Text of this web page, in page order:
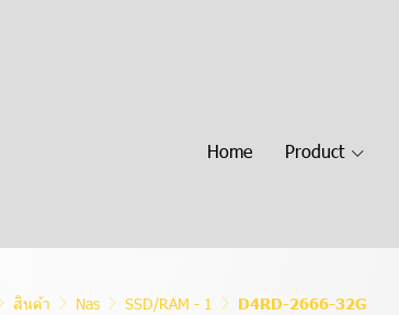
Home Product
สินค้า Nas SSD/RAM - 1 D4RD-2666-32G